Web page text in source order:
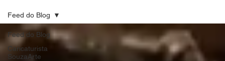
Feed do Blog
Caricaturista
SouzaArte
Feed do Blog